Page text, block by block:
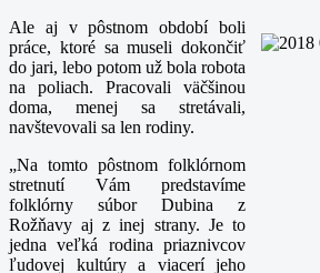
Ale aj v pôstnom období boli
práce, ktoré sa museli dokončiť
do jari, lebo potom už bola robota
na poliach. Pracovali väčšinou
doma, menej sa stretávali,
navštevovali sa len rodiny.
„Na tomto pôstnom folklórnom
stretnutí Vám predstavíme
folklórny súbor Dubina z
Rožňavy aj z inej strany. Je to
jedna veľká rodina priaznivcov
ľudovej kultúry a viacerí jeho